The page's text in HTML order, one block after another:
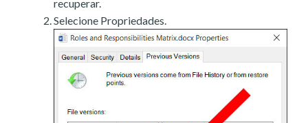
recuperar.
Selecione Propriedades.